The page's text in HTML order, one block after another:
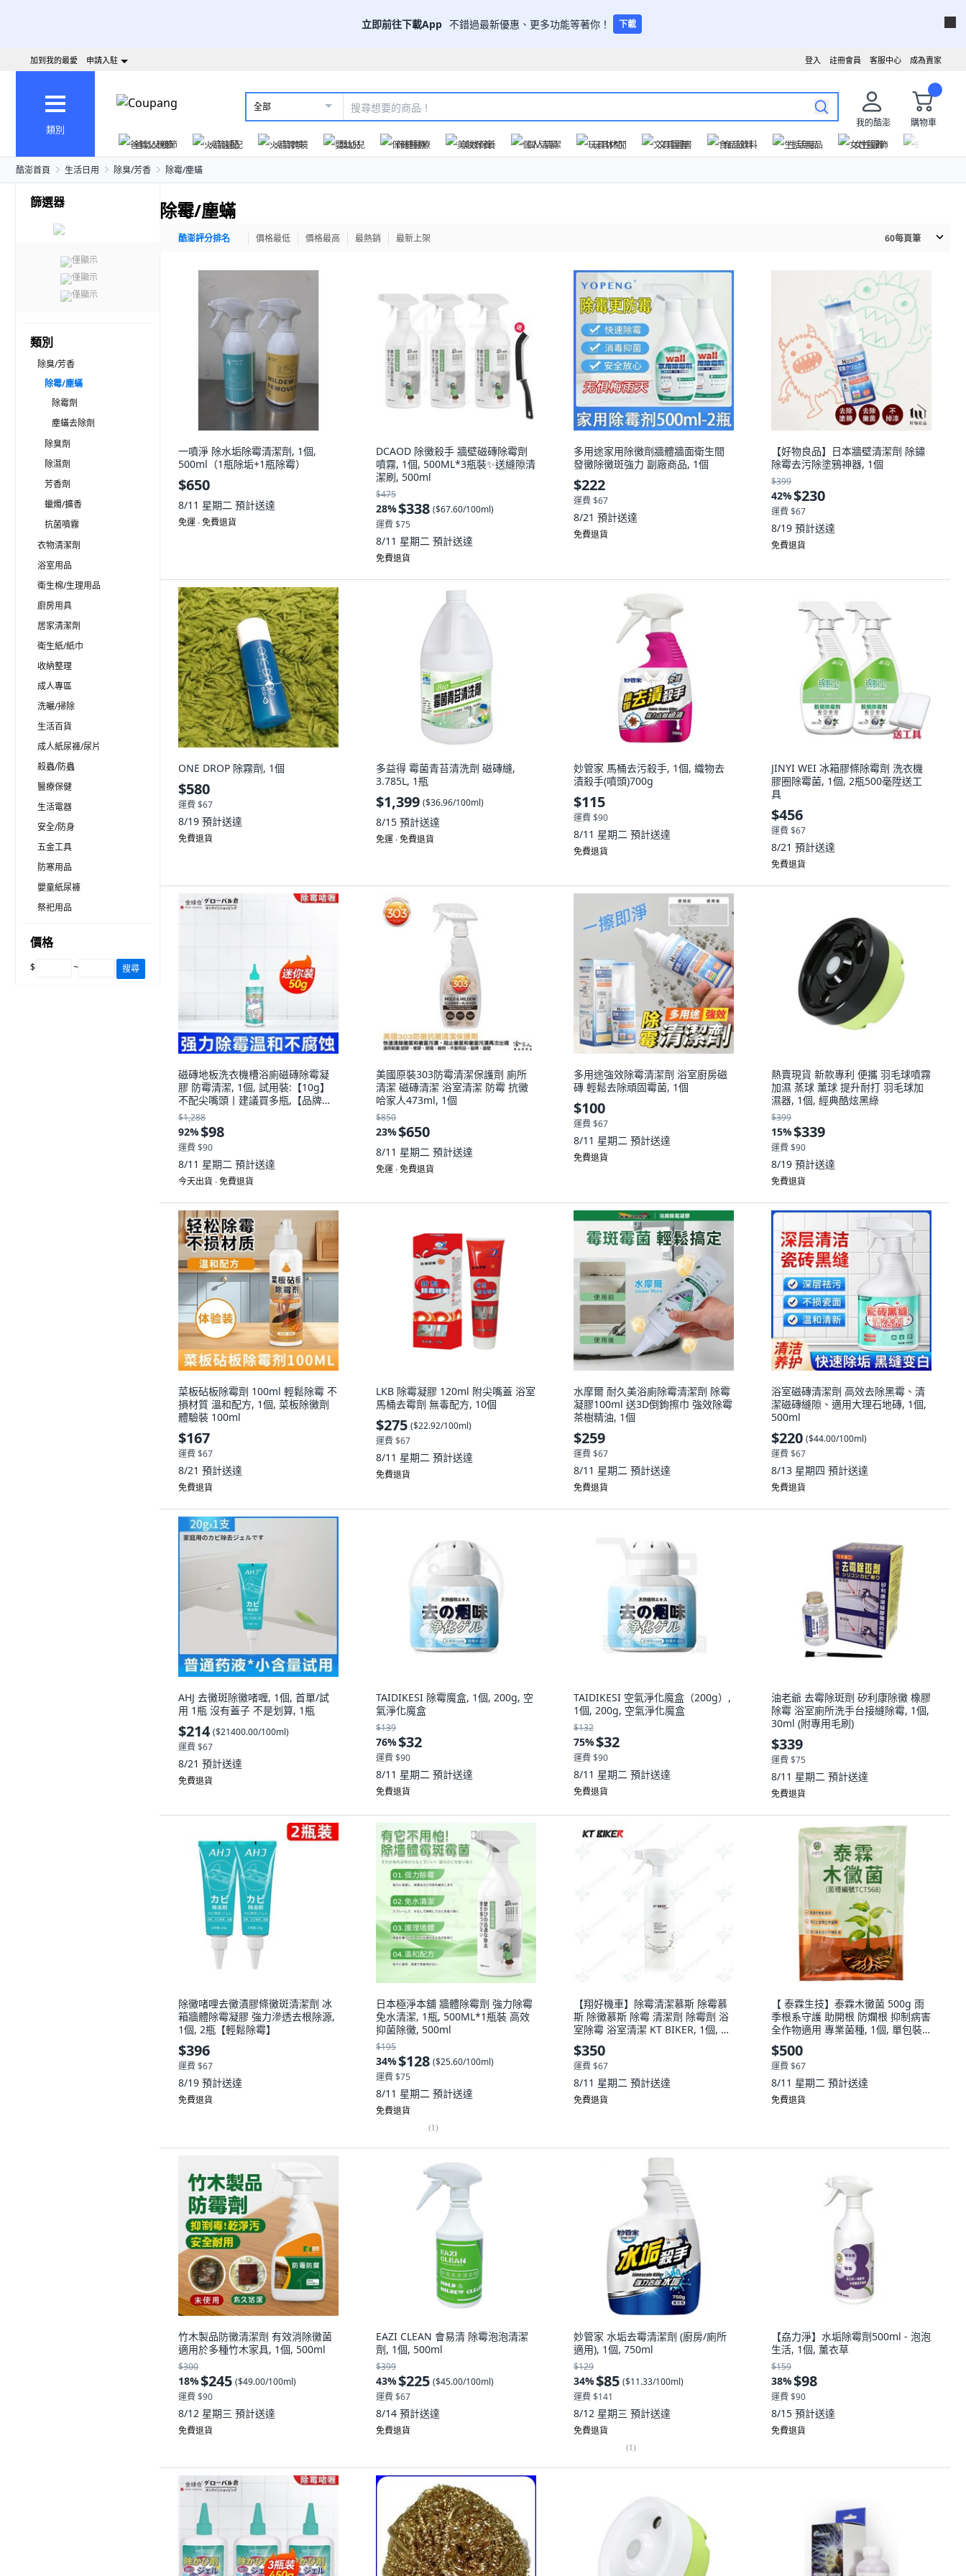
立即前往下載App 不錯過最新優惠、更多功能等著你！ 下載
成為賣家
客服中心
註冊會員
登入
加到我的最愛 申請入駐
類別
全部
我的酷澎
購物車
爸氣父親節
火箭速配 火箭跨境 嬰幼兒 保健醫療 美妝保養 個人清潔 玩具休閒 文具圖書 食品飲料 生活用品 女性服飾
酷澎首頁 生活日用 除臭/芳香 除霉/塵蟎
篩選器
僅顯示
僅顯示
僅顯示
類別
除臭/芳香
除霉/塵蟎
除霉劑
塵蟎去除劑
除臭劑
除濕劑
芳香劑
蠟燭/擴香
抗菌噴霧
衣物清潔劑
浴室用品
衛生棉/生理用品
廚房用具
居家清潔劑
衛生紙/紙巾
收納整理
成人專區
洗曬/掃除
生活百貨
成人紙尿褲/尿片
殺蟲/防蟲
醫療保健
生活電器
安全/防身
五金工具
防寒用品
嬰童紙尿褲
祭祀用品
價格
$ ~ 搜尋
除霉/塵蟎
酷澎評分排名 價格最低 價格最高 最熱銷 最新上架 60每頁筆
一噴淨 除水垢除霉清潔劑, 1個,
500ml（1瓶除垢+1瓶除霉）
$650
8/11 星期二 預計送達
免運 ∙ 免費退貨
DCAOD 除黴殺手 牆壁磁磚除霉劑
噴霧, 1個, 500ML*3瓶裝✨送縫隙清
潔刷, 500ml
$475
28%$338 ($67.60/100ml)
運費 $75
8/11 星期二 預計送達
免費退貨
多用途家用除黴劑牆體牆面衛生間
發黴除黴斑強力 副廠商品, 1個
$222
運費 $67
8/21 預計送達
免費退貨
【好物良品】日本牆壁清潔劑 除鏽
除霉去污除塗鴉神器, 1個
$399
42%$230
運費 $67
8/19 預計送達
免費退貨
ONE DROP 除霧劑, 1個
$580
運費 $67
8/19 預計送達
免費退貨
多益得 霉菌青苔清洗劑 磁磚縫,
3.785L, 1瓶
$1,399 ($36.96/100ml)
8/15 預計送達
免運 ∙ 免費退貨
妙管家 馬桶去污殺手, 1個, 織物去
漬殺手(噴頭)700g
$115
運費 $90
8/11 星期二 預計送達
免費退貨
JINYI WEI 冰箱膠條除霉劑 洗衣機
膠圈除霉菌, 1個, 2瓶500毫陞送工
具
$456
運費 $67
8/21 預計送達
免費退貨
磁磚地板洗衣機槽浴廁磁磚除霉凝
膠 防霉清潔, 1個, 試用裝:【10g】
不配尖嘴頭丨建議買多瓶,【品牌直
銷-日本進口原料】不再長黴
$1,288
92%$98
運費 $90
8/11 星期二 預計送達
今天出貨 ∙ 免費退貨
美國原裝303防霉清潔保護劑 廁所
清潔 磁磚清潔 浴室清潔 防霉 抗黴
哈家人473ml, 1個
$850
23%$650
8/11 星期二 預計送達
免運 ∙ 免費退貨
多用途強效除霉清潔劑 浴室廚房磁
磚 輕鬆去除頑固霉菌, 1個
$100
運費 $67
8/11 星期二 預計送達
免費退貨
熱賣現貨 新款專利 便攜 羽毛球噴霧
加濕 蒸球 薰球 提升耐打 羽毛球加
濕器, 1個, 經典酷炫黑綠
$399
15%$339
運費 $90
8/19 預計送達
免費退貨
菜板砧板除霉劑 100ml 輕鬆除霉 不
損材質 溫和配方, 1個, 菜板除黴劑
體驗裝 100ml
$167
運費 $67
8/21 預計送達
免費退貨
LKB 除霉凝膠 120ml 附尖嘴蓋 浴室
馬桶去霉劑 無毒配方, 10個
$275 ($22.92/100ml)
運費 $67
8/11 星期二 預計送達
免費退貨
水摩爾 耐久美浴廁除霉清潔劑 除霉
凝膠100ml 送3D倒鉤擦巾 強效除霉
茶樹精油, 1個
$259
運費 $67
8/11 星期二 預計送達
免費退貨
浴室磁磚清潔劑 高效去除黑霉、清
潔磁磚縫隙、適用大理石地磚, 1個,
500ml
$220 ($44.00/100ml)
運費 $67
8/13 星期四 預計送達
免費退貨
AHJ 去黴斑除黴啫喱, 1個, 首單/試
用 1瓶 沒有蓋子 不是划算, 1瓶
$214 ($21400.00/100ml)
運費 $67
8/21 預計送達
免費退貨
TAIDIKESI 除霉魔盒, 1個, 200g, 空
氣淨化魔盒
$139
76%$32
運費 $90
8/11 星期二 預計送達
免費退貨
TAIDIKESI 空氣淨化魔盒（200g）,
1個, 200g, 空氣淨化魔盒
$132
75%$32
運費 $90
8/11 星期二 預計送達
免費退貨
油老爺 去霉除斑劑 矽利康除黴 橡膠
除霉 浴室廁所洗手台接縫除霉, 1個,
30ml (附專用毛刷)
$339
運費 $75
8/11 星期二 預計送達
免費退貨
除黴啫哩去黴漬膠條黴斑清潔劑 冰
箱牆體除霉凝膠 強力滲透去根除源,
1個, 2瓶【輕鬆除霉】
$396
運費 $67
8/19 預計送達
免費退貨
日本極淨本舖 牆體除霉劑 強力除霉
免水清潔, 1瓶, 500ML*1瓶裝 高效
抑菌除黴, 500ml
$195
34%$128 ($25.60/100ml)
運費 $75
8/11 星期二 預計送達
免費退貨
(1)
【翔好機車】除霉清潔慕斯 除霉慕
斯 除黴慕斯 除霉 清潔劑 除霉劑 浴
室除霉 浴室清潔 KT BIKER, 1個, 除
霉清潔慕斯
$350
運費 $67
8/11 星期二 預計送達
免費退貨
【 泰霖生技】泰霖木黴菌 500g 雨
季根系守護 助開根 防爛根 抑制病害
全作物適用 專業菌種, 1個, 單包裝
(500g)
$500
運費 $67
8/11 星期二 預計送達
免費退貨
竹木製品防黴清潔劑 有效消除黴菌
適用於多種竹木家具, 1個, 500ml
$300
18%$245 ($49.00/100ml)
運費 $90
8/12 星期三 預計送達
免費退貨
EAZI CLEAN 會易清 除霉泡泡清潔
劑, 1個, 500ml
$399
43%$225 ($45.00/100ml)
運費 $67
8/14 預計送達
免費退貨
妙管家 水垢去霉清潔劑 (廚房/廁所
適用), 1個, 750ml
$129
34%$85 ($11.33/100ml)
運費 $141
8/12 星期三 預計送達
免費退貨
(1)
【劦力淨】水垢除霉劑500ml - 泡泡
生活, 1個, 薰衣草
$159
38%$98
運費 $90
8/15 預計送達
免費退貨